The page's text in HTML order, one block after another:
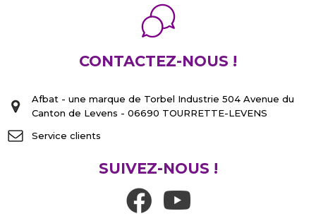
CONTACTEZ-NOUS !
Afbat - une marque de Torbel Industrie 504 Avenue du
Canton de Levens - 06690 TOURRETTE-LEVENS
Service clients
SUIVEZ-NOUS !